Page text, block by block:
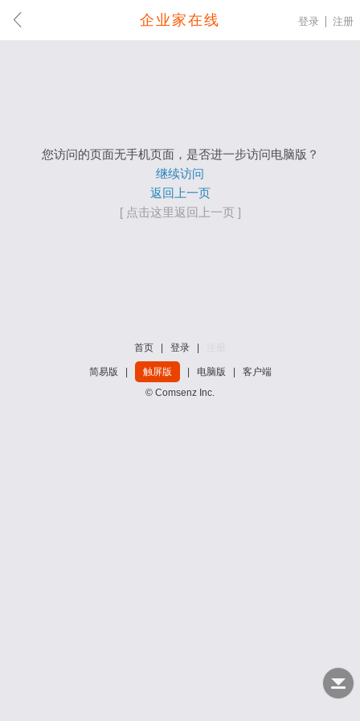
企业家在线 登录 注册
您访问的页面无手机页面，是否进一步访问电脑版？
继续访问
返回上一页
[ 点击这里返回上一页 ]
首页 登录
简易版 触屏版 电脑版
客户端
© Comsenz Inc.